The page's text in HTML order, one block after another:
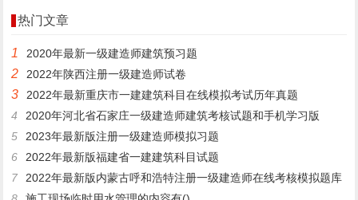
热门文章
1 2020年最新一级建造师建筑预习题
2 2022年陕西注册一级建造师试卷
3
2022年最新重庆市一建建筑科目在线模拟考试历年真题
4
2020年河北省石家庄一级建造师建筑考核试题和手机学习版
5
2023年最新版注册一级建造师模拟习题
6
2022年最新版福建省一建建筑科目试题
7
2022年最新版内蒙古呼和浩特注册一级建造师在线考核模拟题库